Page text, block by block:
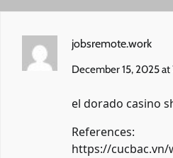
jobsremote.work
December 15, 2025 at
el dorado casino
References:
https://